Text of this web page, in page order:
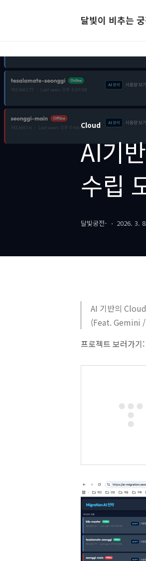
달빛이 비추는
Cloud
AI기
수립
달빛궁전- 2026. 3.
AI 기반의
(Feat. Gemini /
프로젝트 보러가기: